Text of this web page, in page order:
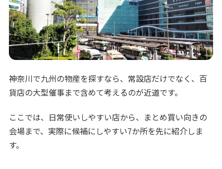
神奈川で九州の物産を探すなら、常設店だけでなく、百
貨店の大型催事まで含めて考えるのが近道です。
ここでは、日常使いしやすい店から、まとめ買い向きの
会場まで、実際に候補にしやすい7か所を先に紹介しま
す。